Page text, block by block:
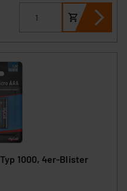
1000, 4er-Blister